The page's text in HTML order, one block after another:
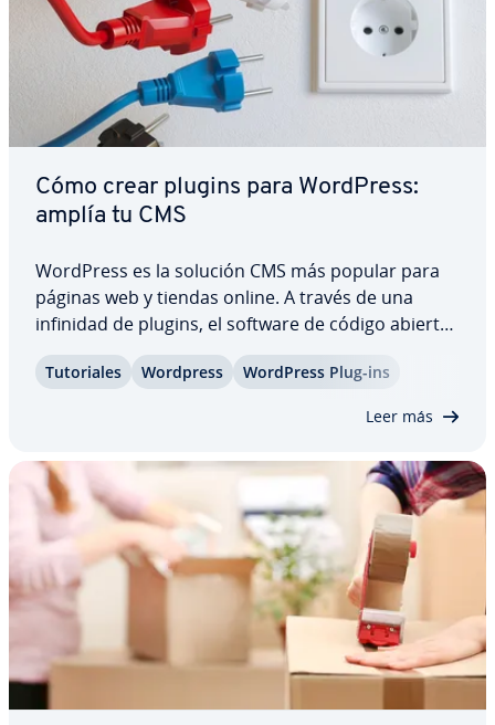
Cómo crear plugins para WordPress:
amplía tu CMS
WordPress es la solución CMS más popular para
páginas web y tiendas online. A través de una
infinidad de plugins, el software de código abierto
se puede ampliar con todo tipo de ca­ra­c­te­rí­s­ti­cas,
ya sean funciones de encuestas o es­ta­dí­s­ti­cas, in­
Tu­to­ria­les Wordpress WordPress Plug-ins
Leer más